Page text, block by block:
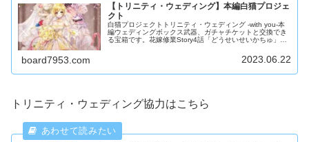
【トリニティ・ウェディング】本編白猫プロジェ
クト
白猫プロジェクトトリニティ・ウェディング -with you-本
編ウェディングボックス武器、ガチャチケットと交換でき
る宝箱です。花嫁修業Story4話「どうせいせいかちゅ」を
board7953.com 2023.06.22
トリニティ・ウェディング協力はこちら